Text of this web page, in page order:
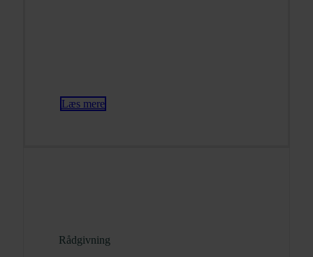
Læs mere
Rådgivning